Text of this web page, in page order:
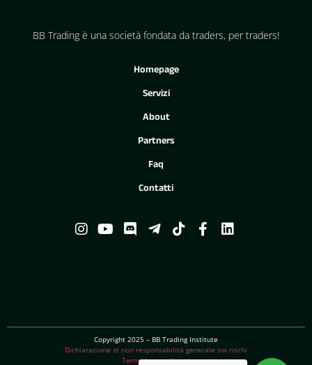
BB Trading è una società fondata da traders, per traders!
Homepage
Servizi
About
Partners
Faq
Contatti
Copyright 2025 – BB Trading Institute
Dichiarazione di non responsabilità generale sui rischi
Termini e condizioni